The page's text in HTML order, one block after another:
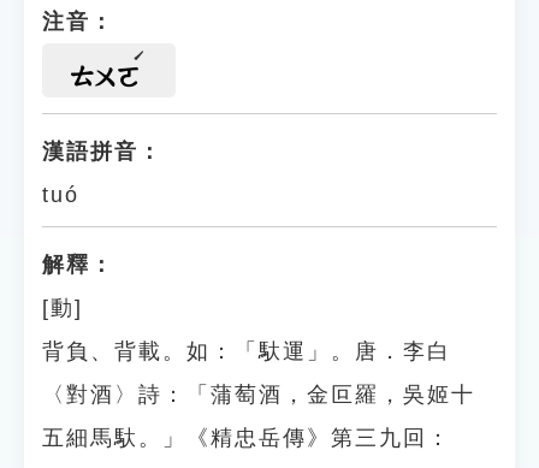
注音：
ㄊㄨㄛ
漢語拼音：
tuó
解釋：
[動]
背負、背載。如：「馱運」。唐．李白
〈對酒〉詩：「蒲萄酒，金叵羅，吳姬十
五細馬馱。」《精忠岳傳》第三九回：